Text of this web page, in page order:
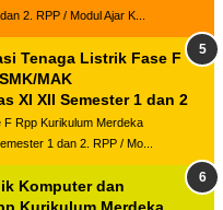
2. RPP / Modul Ajar K...
Tenaga Listrik Fase F
MAK
XI XII Semester 1 dan 2
F Rpp Kurikulum Merdeka
1 dan 2. RPP / Mo...
Komputer dan